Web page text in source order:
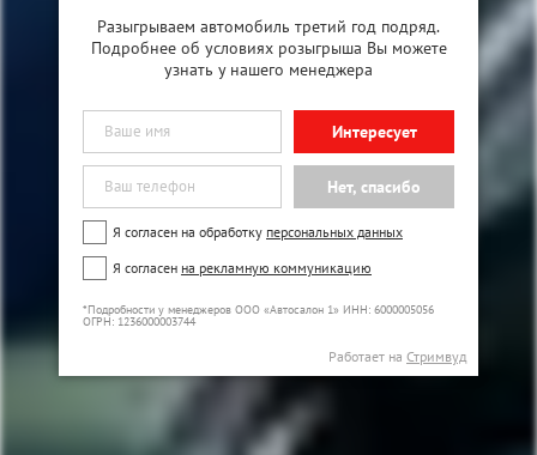
Разыгрываем автомобиль третий год подряд.
Подробнее об условиях розыгрыша Вы можете
узнать у нашего менеджера
Интересует
Нет, спасибо
Я согласен на обработку персональных данных
Я согласен на рекламную коммуникацию
*Подробности у менеджеров ООО «Автосалон 1» ИНН: 6000005056
ОГРН: 1236000003744
Работает на Стримвуд